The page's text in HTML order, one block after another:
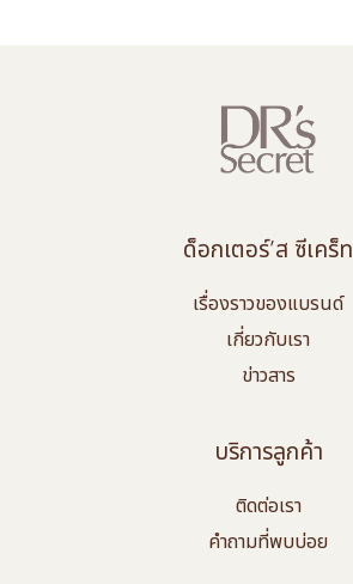
ด็อกเตอร์’ส ซีเคร็ท
เรื่องราวของแบรนด์
เกี่ยวกับเรา
ข่าวสาร
บริการลูกค้า
ติดต่อเรา
คำถามที่พบบ่อย